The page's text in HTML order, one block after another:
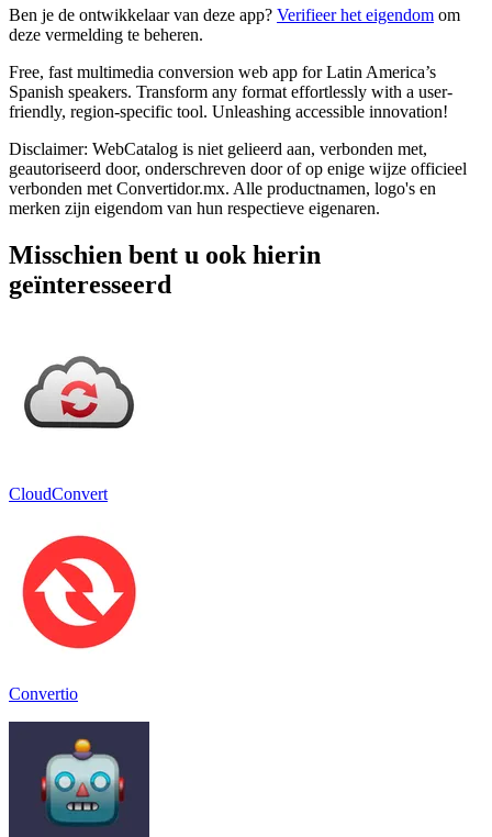
Ben je de ontwikkelaar van deze app? Verifieer het eigendom om
deze vermelding te beheren.
Free, fast multimedia conversion web app for Latin America’s
Spanish speakers. Transform any format effortlessly with a user-
friendly, region-specific tool. Unleashing accessible innovation!
Disclaimer: WebCatalog is niet gelieerd aan, verbonden met,
geautoriseerd door, onderschreven door of op enige wijze officieel
verbonden met Convertidor.mx. Alle productnamen, logo's en
merken zijn eigendom van hun respectieve eigenaren.
Misschien bent u ook hierin
geïnteresseerd
CloudConvert
Convertio